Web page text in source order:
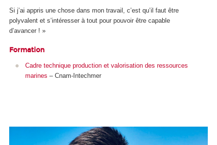
Si j’ai appris une chose dans mon travail, c’est qu’il faut être
polyvalent et s’intéresser à tout pour pouvoir être capable
d’avancer ! »
Formation
Cadre technique production et valorisation des ressources
marines – Cnam-Intechmer